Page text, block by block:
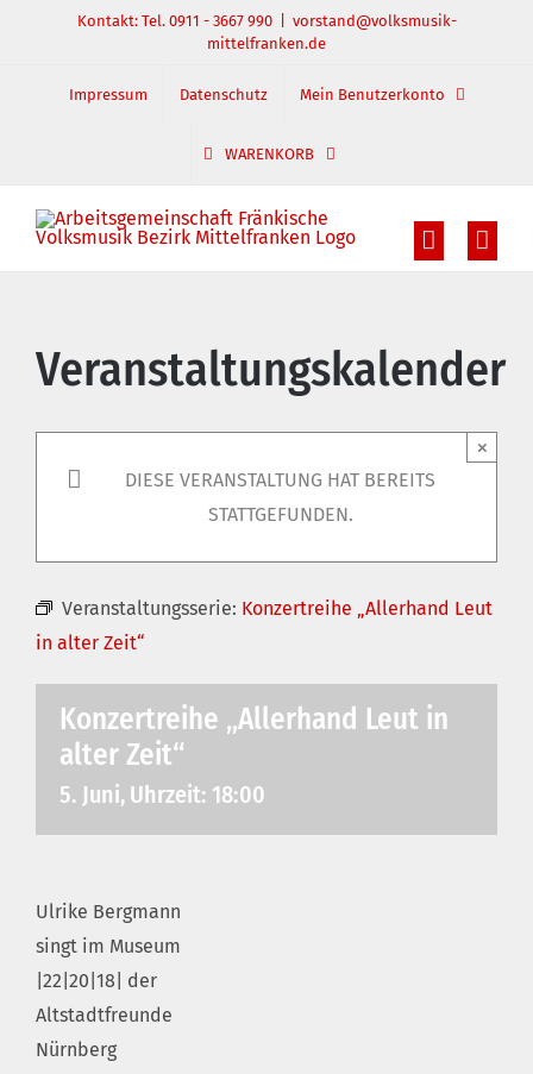
springen
Kontakt: Tel. 0911 - 3667 990
vorstand@volksmusik-
mittelfranken.de
Impressum Datenschutz Mein Benutzerkonto
WARENKORB
Veranstaltungskalender
DIESE VERANSTALTUNG HAT BEREITS
STATTGEFUNDEN.
×
Veranstaltungsserie: Konzertreihe „Allerhand Leut
in alter Zeit“
Konzertreihe „Allerhand Leut in
alter Zeit“
5. Juni, Uhrzeit: 18:00
Ulrike Bergmann
singt im Museum
|22|20|18| der
Altstadtfreunde
Nürnberg